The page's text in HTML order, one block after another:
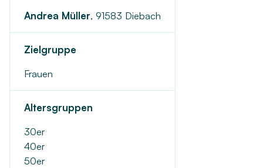
Andrea Müller, 91583 Diebach
Zielgruppe
Frauen
Altersgruppen
30er
40er
50er